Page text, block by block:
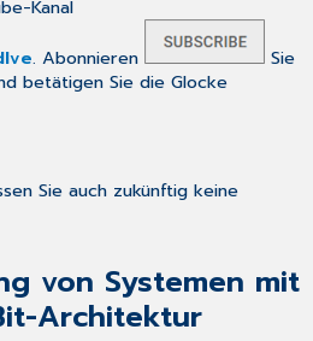
Kanal
. Abonnieren
Sie
betätigen Sie die Glocke
Sie auch zukünftigkeine
von Systemen mit
Architektur